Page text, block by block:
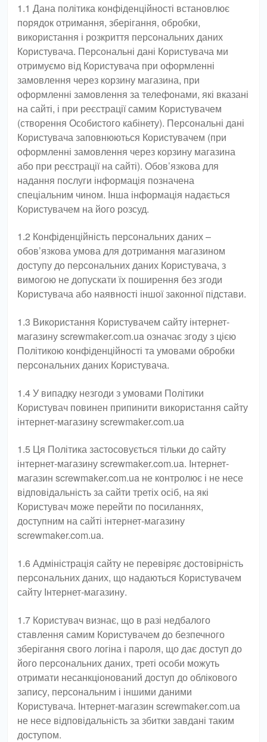
1.1 Дана політика конфіденційності встановлює
порядок отримання, зберігання, обробки,
використання і розкриття персональних даних
Користувача. Персональні дані Користувача ми
отримуємо від Користувача при оформленні
замовлення через корзину магазина, при
оформленні замовлення за телефонами, які вказані
на сайті, і при реєстрації самим Користувачем
(створення Особистого кабінету). Персональні дані
Користувача заповнюються Користувачем (при
оформленні замовлення через корзину магазина
або при реєстрації на сайті). Обов’язкова для
надання послуги інформація позначена
спеціальним чином. Інша інформація надається
Користувачем на його розсуд.
1.2 Конфіденційність персональних даних –
обов’язкова умова для дотримання магазином
доступу до персональних даних Користувача, з
вимогою не допускати їх поширення без згоди
Користувача або наявності іншої законної підстави.
1.3 Використання Користувачем сайту інтернет-
магазину screwmaker.com.ua означає згоду з цією
Політикою конфіденційності та умовами обробки
персональних даних Користувача.
1.4 У випадку незгоди з умовами Політики
Користувач повинен припинити використання сайту
інтернет-магазину screwmaker.com.ua
1.5 Ця Політика застосовується тільки до сайту
інтернет-магазину screwmaker.com.ua. Інтернет-
магазин screwmaker.com.ua не контролює і не несе
відповідальність за сайти третіх осіб, на які
Користувач може перейти по посиланнях,
доступним на сайті інтернет-магазину
screwmaker.com.ua.
1.6 Адміністрація сайту не перевіряє достовірність
персональних даних, що надаються Користувачем
сайту Інтернет-магазину.
1.7 Користувач визнає, що в разі недбалого
ставлення самим Користувачем до безпечного
зберігання свого логіна і пароля, що дає доступ до
його персональних даних, треті особи можуть
отримати несанкціонований доступ до облікового
запису, персональним і іншими даними
Користувача. Інтернет-магазин screwmaker.com.ua
не несе відповідальність за збитки завдані таким
доступом.